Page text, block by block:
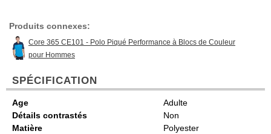
Produits connexes:
Core 365 CE101 - Polo Piqué Performance à Blocs de Couleur
pour Hommes
SPÉCIFICATION
Age
Adulte
Détails contrastés
Non
Matière
Polyester